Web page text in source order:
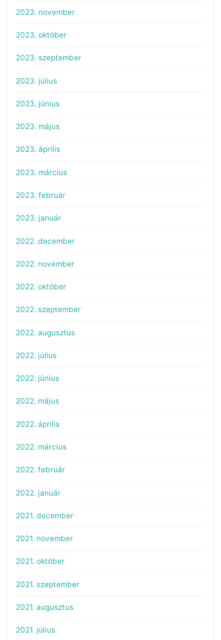
2023. november
2023. október
2023. szeptember
2023. július
2023. június
2023. május
2023. április
2023. március
2023. február
2023. január
2022. december
2022. november
2022. október
2022. szeptember
2022. augusztus
2022. július
2022. június
2022. május
2022. április
2022. március
2022. február
2022. január
2021. december
2021. november
2021. október
2021. szeptember
2021. augusztus
2021. július